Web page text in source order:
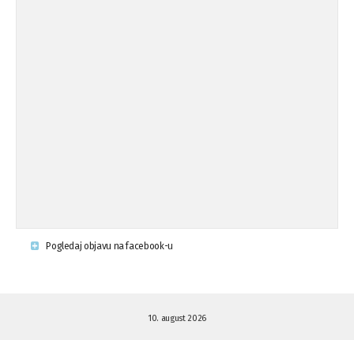
Pogledaj objavu na facebook-u
10. august 2026